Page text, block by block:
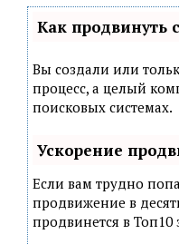
Как продвинуть
Вы создали или
процесс, а целый
поисковых системах.
Ускорение
Если вам трудно
продвижение в
продвинется в Топ10